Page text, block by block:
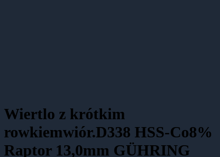
Wiertlo z krótkim
rowkiemwiór.D338 HSS-Co8%
Raptor 13,0mm GÜHRING